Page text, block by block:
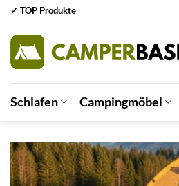
Zum
springen
✓ TOP Produkte
Schlafen Campingmöbel